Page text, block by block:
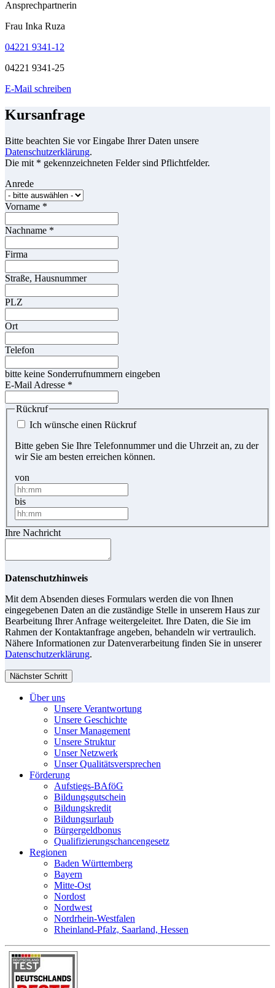
Ansprechpartnerin
Frau Inka Ruza
04221 9341-12
04221 9341-25
E-Mail schreiben
Kursanfrage
Bitte beachten Sie vor Eingabe Ihrer Daten unsere
Datenschutzerklärung.
Die mit * gekennzeichneten Felder sind Pflichtfelder.
Anrede
Vorname *
Nachname *
Firma
Straße, Hausnummer
PLZ
Ort
Telefon
bitte keine Sonderrufnummern eingeben
E-Mail Adresse *
Rückruf
Ich wünsche einen Rückruf
Bitte geben Sie Ihre Telefonnummer und die Uhrzeit an, zu der
wir Sie am besten erreichen können.
von
bis
Ihre Nachricht
Datenschutzhinweis
Mit dem Absenden dieses Formulars werden die von Ihnen
eingegebenen Daten an die zuständige Stelle in unserem Haus zur
Bearbeitung Ihrer Anfrage weitergeleitet. Ihre Daten, die Sie im
Rahmen der Kontaktanfrage angeben, behandeln wir vertraulich.
Nähere Informationen zur Datenverarbeitung finden Sie in unserer
Datenschutzerklärung.
Nächster Schritt
Über uns
Unsere Verantwortung
Unsere Geschichte
Unser Management
Unsere Struktur
Unser Netzwerk
Unser Qualitätsversprechen
Förderung
Aufstiegs-BAföG
Bildungsgutschein
Bildungskredit
Bildungsurlaub
Bürgergeldbonus
Qualifizierungschancengesetz
Regionen
Baden Württemberg
Bayern
Mitte-Ost
Nordost
Nordwest
Nordrhein-Westfalen
Rheinland-Pfalz, Saarland, Hessen